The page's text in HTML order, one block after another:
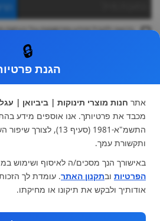
ברצוני לקבל מידע ופרסומות על הנחות
עגלות וטיולונים
כיסא
ריהוט לתינוקות
מצעים
צעצועי ילדים
על
הנקה והאכלה
מוצרי אמבטיה
מוזמנים לבקר אותנו:
🔒
הגנת
אתר חנות מוצרי תינוקות | ביביואן |
מכבד את פרטיותך. אנו אוספים מידע
התשמ"א-1981 (סעיף 13),
ותקשורת עמך.
באישורך הנך מסכים/ה לאיסוף ושימוש
הפרטיות ובתקנון האתר. עומדת לך
אודותיך ולבקש את תיקונו או מחיקתו.